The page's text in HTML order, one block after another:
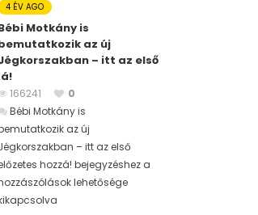
4 ÉV AGO
Motkány is
az új
– itt az első
166241
0
Bébi Motkány is
az új
– itt az első
hozzá! bejegyzéshez a
lehetősége